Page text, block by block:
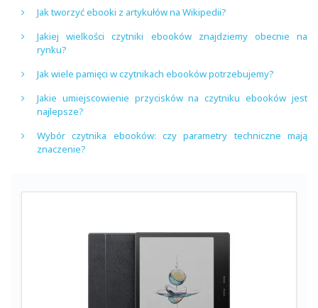
Jak tworzyć ebooki z artykułów na Wikipedii?
Jakiej wielkości czytniki ebooków znajdziemy obecnie na
rynku?
Jak wiele pamięci w czytnikach ebooków potrzebujemy?
Jakie umiejscowienie przycisków na czytniku ebooków jest
najlepsze?
Wybór czytnika ebooków: czy parametry techniczne mają
znaczenie?